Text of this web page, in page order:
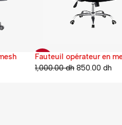
Fauteuil opérateur en mesh
1,000.00dh 850.00dh